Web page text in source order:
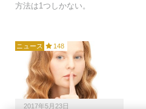
方法は1つしかない。
ニュース 148
2017年5月23日